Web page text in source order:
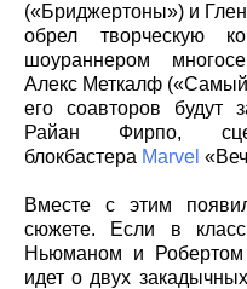
(«Бриджертоны») и
обрел творческую
шоураннером
Алекс Меткалф («Самый
его соавторов будут
Райан Фирпо,
блокбастера Marvel
Вместе с этим
сюжете. Если в
Ньюманом и
идет о двух